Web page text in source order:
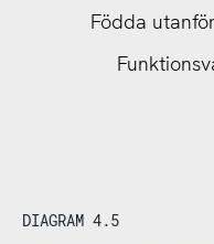
Födda
DIAGRAM 4.5